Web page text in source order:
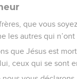
que vous
les autres qui n’ont
que Jésus est
ceux qui se sont